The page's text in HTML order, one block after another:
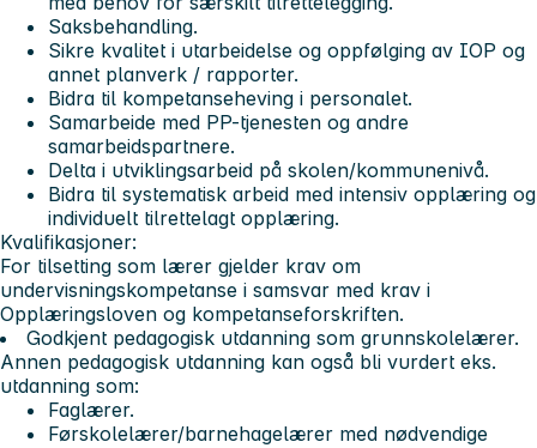
Saksbehandling.
Sikre kvalitet i utarbeidelse og oppfølging av IOP og
annet planverk / rapporter.
Bidra til kompetanseheving i personalet.
Samarbeide med PP-tjenesten og andre
samarbeidspartnere.
Delta i utviklingsarbeid på skolen/kommunenivå.
Bidra til systematisk arbeid med intensiv opplæring og
individuelt tilrettelagt opplæring.
Kvalifikasjoner:
For tilsetting som lærer gjelder krav om
undervisningskompetanse i samsvar med krav i
Opplæringsloven og kompetanseforskriften.
Godkjent pedagogisk utdanning som grunnskolelærer.
Annen pedagogisk utdanning kan også bli vurdert eks.
utdanning som:
Faglærer.
Førskolelærer/barnehagelærer med nødvendige